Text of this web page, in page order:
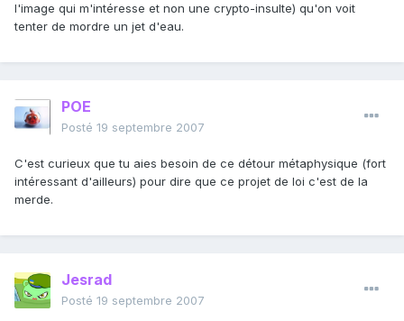
l'image qui m'intéresse et non une crypto-insulte) qu'on voit
tenter de mordre un jet d'eau.
POE
Posté 19 septembre 2007
C'est curieux que tu aies besoin de ce détour métaphysique (fort
intéressant d'ailleurs) pour dire que ce projet de loi c'est de la
merde.
Jesrad
Posté 19 septembre 2007